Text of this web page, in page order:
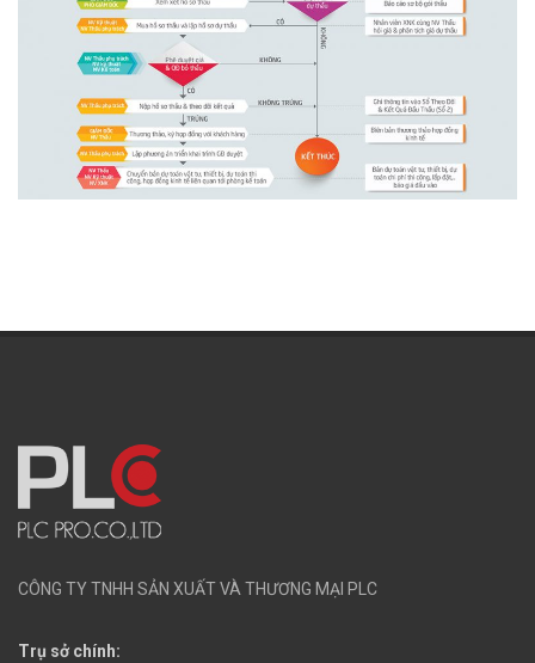
CÔNG TY TNHH SẢN XUẤT VÀ THƯƠNG MẠI PLC
Trụ sở chính: